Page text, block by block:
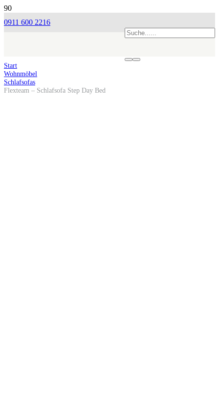
0911 600 2216
Start
Wohnmöbel
Schlafsofas
Flexteam – Schlafsofa Step Day Bed